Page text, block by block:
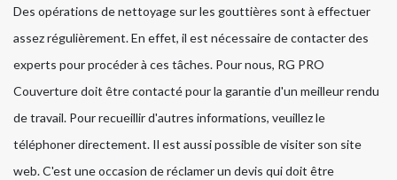
Des opérations de nettoyage sur les gouttières sont à effectuer
assez régulièrement. En effet, il est nécessaire de contacter des
experts pour procéder à ces tâches. Pour nous, RG PRO
Couverture doit être contacté pour la garantie d'un meilleur rendu
de travail. Pour recueillir d'autres informations, veuillez le
téléphoner directement. Il est aussi possible de visiter son site
web. C'est une occasion de réclamer un devis qui doit être